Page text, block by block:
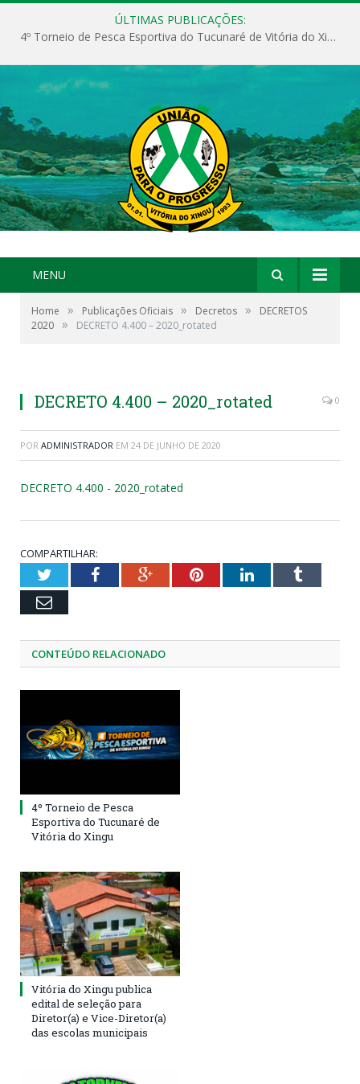
ÚLTIMAS PUBLICAÇÕES:
4º Torneio de Pesca Esportiva do Tucunaré de Vitória do Xingu
MENU
Home » Publicações Oficiais » Decretos »
DECRETOS
2020 » DECRETO 4.400 – 2020_rotated
DECRETO 4.400 – 2020_rotated 0
POR ADMINISTRADOR EM 24 DE JUNHO DE 2020
DECRETO 4.400 - 2020_rotated
COMPARTILHAR:
TwitterFacebookGoogle+PinterestLinkedInTumblr
Email
CONTEÚDO RELACIONADO
4º Torneio de Pesca
Esportiva do Tucunaré de
Vitória do Xingu
Vitória do Xingu publica
edital de seleção para
Diretor(a) e Vice-Diretor(a)
das escolas municipais